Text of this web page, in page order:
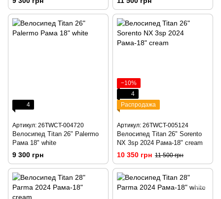
4
Артикул: 26TWCT-004720
Велосипед Titan 26" Palermo
Рама 18" white
9 300 грн
−10%
4
Распродажа
Артикул: 26TWCT-005124
Велосипед Titan 26" Sorento
NX 3sp 2024 Рама-18" cream
10 350 грн 11 500 грн